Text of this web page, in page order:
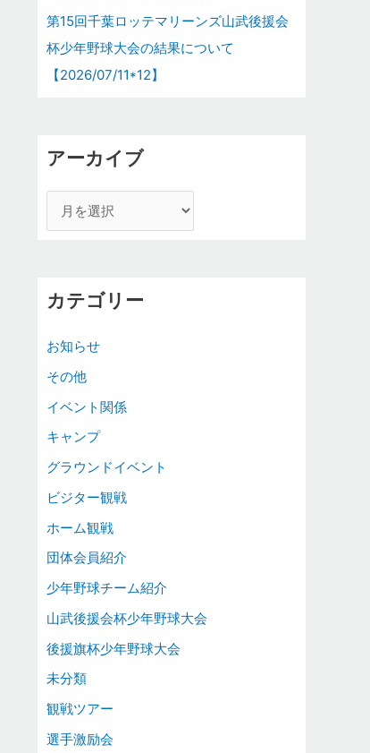
第15回千葉ロッテマリーンズ山武後援会
杯少年野球大会の結果について
【2026/07/11*12】
アーカイブ
カテゴリー
お知らせ
その他
イベント関係
キャンプ
グラウンドイベント
ビジター観戦
ホーム観戦
団体会員紹介
少年野球チーム紹介
山武後援会杯少年野球大会
後援旗杯少年野球大会
未分類
観戦ツアー
選手激励会